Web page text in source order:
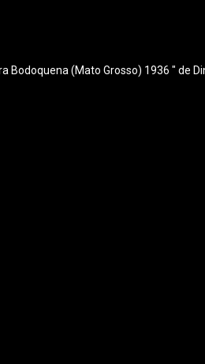
(Mato Grosso) 1936 " de